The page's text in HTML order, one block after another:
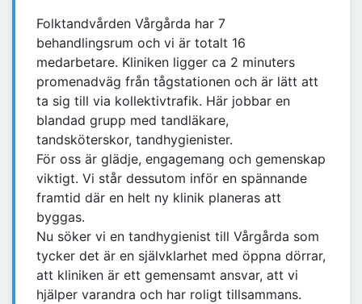
Folktandvården Vårgårda har 7
behandlingsrum och vi är totalt 16
medarbetare. Kliniken ligger ca 2 minuters
promenadväg från tågstationen och är lätt att
ta sig till via kollektivtrafik. Här jobbar en
blandad grupp med tandläkare,
tandsköterskor, tandhygienister.
För oss är glädje, engagemang och gemenskap
viktigt. Vi står dessutom inför en spännande
framtid där en helt ny klinik planeras att
byggas.
Nu söker vi en tandhygienist till Vårgårda som
tycker det är en självklarhet med öppna dörrar,
att kliniken är ett gemensamt ansvar, att vi
hjälper varandra och har roligt tillsammans.